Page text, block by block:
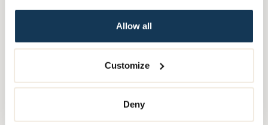
Allow all
Customize
Deny
Nära Vård
Övrig information
Kontakt